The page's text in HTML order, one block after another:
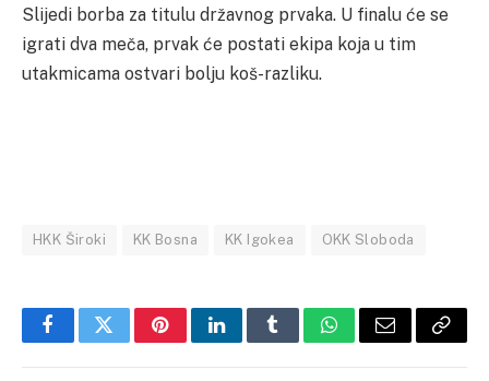
Slijedi borba za titulu državnog prvaka. U finalu će se
igrati dva meča, prvak će postati ekipa koja u tim
utakmicama ostvari bolju koš-razliku.
HKK Široki KK Bosna KK Igokea OKK Sloboda
FacebookTwitterPinterestLinkedInTumblrWhatsApp
Email Copy